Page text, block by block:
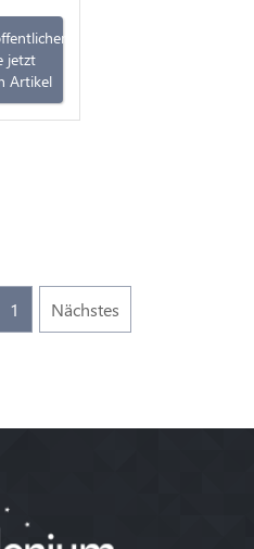
jetzt
Artikel
1 Nächstes